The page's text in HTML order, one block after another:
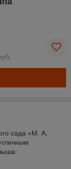
сада «М. А.